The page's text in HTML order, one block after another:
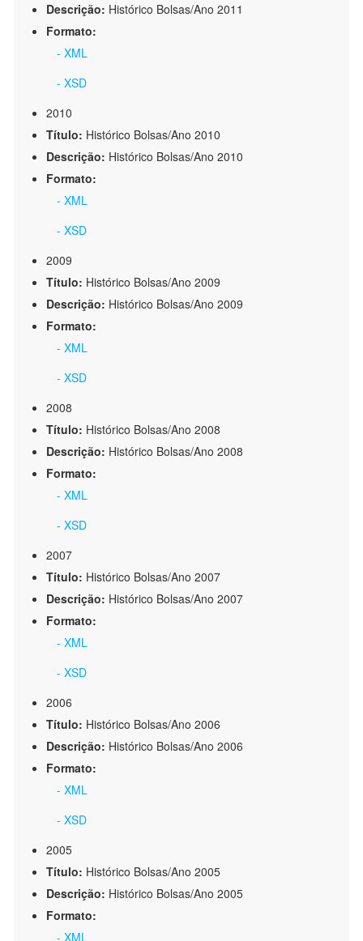
Descrição: Histórico Bolsas/Ano 2011
Formato:
- XML
- XSD
2010
Título: Histórico Bolsas/Ano 2010
Descrição: Histórico Bolsas/Ano 2010
Formato:
- XML
- XSD
2009
Título: Histórico Bolsas/Ano 2009
Descrição: Histórico Bolsas/Ano 2009
Formato:
- XML
- XSD
2008
Título: Histórico Bolsas/Ano 2008
Descrição: Histórico Bolsas/Ano 2008
Formato:
- XML
- XSD
2007
Título: Histórico Bolsas/Ano 2007
Descrição: Histórico Bolsas/Ano 2007
Formato:
- XML
- XSD
2006
Título: Histórico Bolsas/Ano 2006
Descrição: Histórico Bolsas/Ano 2006
Formato:
- XML
- XSD
2005
Título: Histórico Bolsas/Ano 2005
Descrição: Histórico Bolsas/Ano 2005
Formato:
- XML